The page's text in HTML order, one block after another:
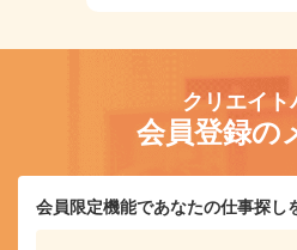
クリエイト
会員登録の
会員限定機能であなたの仕事探し